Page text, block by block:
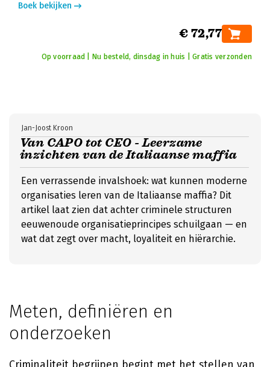
Boek bekijken
€ 72,77
Op voorraad | Nu besteld, dinsdag in huis | Gratis verzonden
Van CAPO tot CEO - Leerzame
inzichten van de Italiaanse maffia
Jan-Joost Kroon
Een verrassende invalshoek: wat kunnen moderne
organisaties leren van de Italiaanse maffia? Dit
artikel laat zien dat achter criminele structuren
eeuwenoude organisatieprincipes schuilgaan — en
wat dat zegt over macht, loyaliteit en hiërarchie.
Meten, definiëren en
onderzoeken